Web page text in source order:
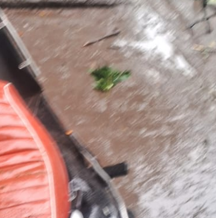
महत्वाच्या बातम्या
What Is a
How to
Kanthak Suryatale